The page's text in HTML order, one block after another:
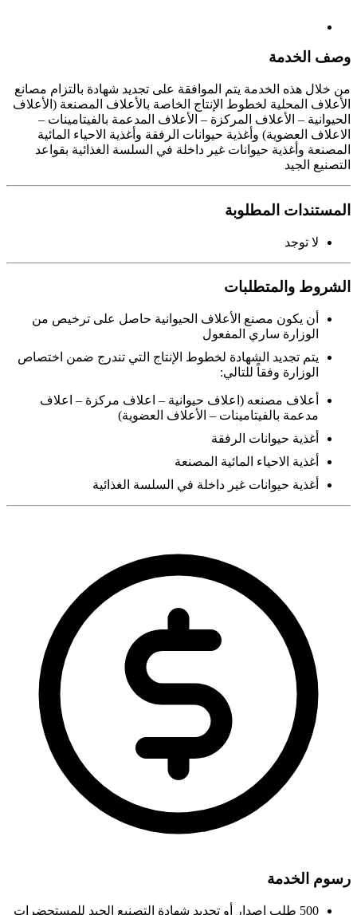
وصف الخدمة
من خلال هذه الخدمة يتم الموافقة على تجديد شهادة بالتزام مصانع
الأعلاف المحلية لخطوط الإنتاج الخاصة بالأعلاف المصنعة (الأعلاف
الحيوانية – الأعلاف المركزة – الأعلاف المدعمة بالفيتامينات –
الاعلاف العضوية) وأغذية حيوانات الرفقة وأغذية الاحياء المائية
المصنعة وأغذية حيوانات غير داخلة في السلسة الغذائية بقواعد
التصنيع الجيد
المستندات المطلوبة
لا توجد
الشروط والمتطلبات
أن يكون مصنع الأعلاف الحيوانية حاصل على ترخيص من
الوزارة ساري المفعول
يتم تجديد الشهادة لخطوط الإنتاج التي تندرج ضمن اختصاص
الوزارة وفقاً للتالي:
أعلاف مصنعه (اعلاف حيوانية – اعلاف مركزة – اعلاف
مدعمة بالفيتامينات – الأعلاف العضوية)
أغذية حيوانات الرفقة
أغذية الاحياء المائية المصنعة
أغذية حيوانات غير داخلة في السلسة الغذائية
رسوم الخدمة
500 طلب إصدار أو تجديد شهادة التصنيع الجيد للمستحضرات